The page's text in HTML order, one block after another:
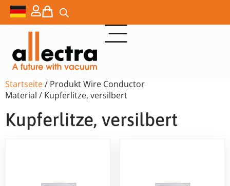
Startseite/ Produkt Wire Conductor
Material / Kupferlitze, versilbert
Kupferlitze, versilbert